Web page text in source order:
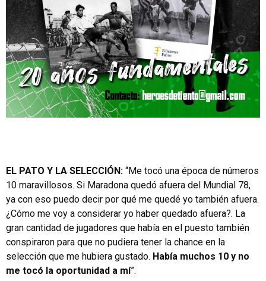
EL PATO Y LA SELECCIÓN: “Me tocó una época de números
10 maravillosos. Si Maradona quedó afuera del Mundial 78,
ya con eso puedo decir por qué me quedé yo también afuera.
¿Cómo me voy a considerar yo haber quedado afuera?. La
gran cantidad de jugadores que había en el puesto también
conspiraron para que no pudiera tener la chance en la
selección que me hubiera gustado. Había muchos 10 y no
me tocó la oportunidad a mí”.